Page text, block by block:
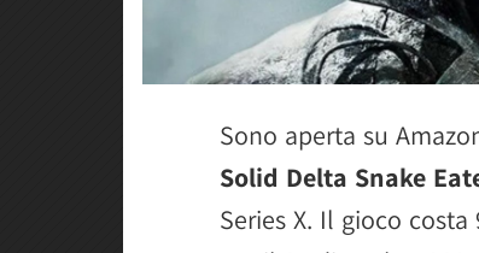
Sono aperta su
Solid Delta Snake
Series X. Il gioco